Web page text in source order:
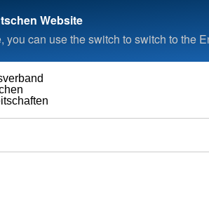
Website
you can use the switch to switch to the